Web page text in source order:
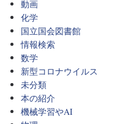
動画
化学
国立国会図書館
情報検索
数学
新型コロナウイルス
未分類
本の紹介
機械学習やAI